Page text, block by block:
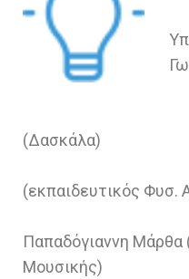
(Δασκάλα)
Βιλλιώτη
(εκπαιδευτικός Φυσ.
Παπαδόγιαννη Μάρθα
Μουσικής)